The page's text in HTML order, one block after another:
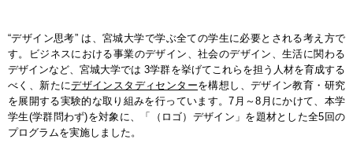
“デザイン思考” は、宮城大学で学ぶ全ての学生に必要とされる考え方で
す。ビジネスにおける事業のデザイン、社会のデザイン、生活に関わる
デザインなど、宮城大学では 3学群を挙げてこれらを担う人材を育成する
べく、新たにデザインスタディセンターを構想し、デザイン教育・研究
を展開する実験的な取り組みを行っています。7月～8月にかけて、本学
学生(学群問わず)を対象に、「（ロゴ）デザイン」を題材とした全5回の
プログラムを実施しました。